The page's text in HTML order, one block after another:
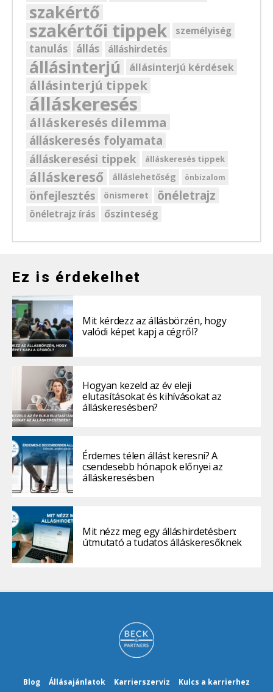
szakértő
szakértői tippek személyiség
tanulás állás álláshirdetés
állásinterjú állásinterjú kérdések
állásinterjú tippek
álláskeresés
álláskeresés dilemma
álláskeresés folyamata
álláskeresési tippek álláskeresés tippek
álláskereső álláslehetőség önbizalom
önfejlesztés önismeret önéletrajz
önéletrajz írás őszinteség
Ez is érdekelhet
Mit kérdezz az állásbörzén, hogy
valódi képet kapj a cégről?
Hogyan kezeld az év eleji
elutasításokat és kihívásokat az
álláskeresésben?
Érdemes télen állást keresni? A
csendesebb hónapok előnyei az
álláskeresésben
Mit nézz meg egy álláshirdetésben:
útmutató a tudatos álláskeresőknek
Blog Állásajánlatok Karrierszerviz Kulcs a karrierhez